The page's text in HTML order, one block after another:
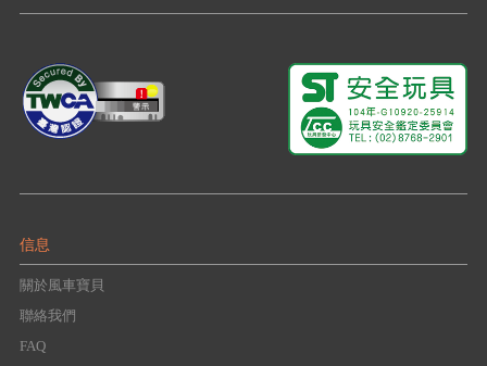
信息
關於風車寶貝
聯絡我們
FAQ